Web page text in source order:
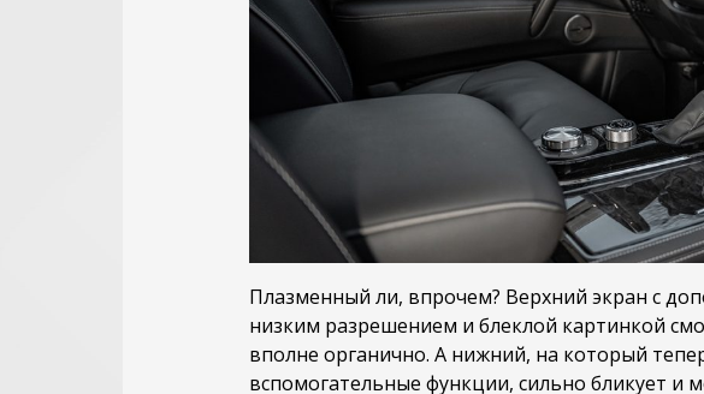
Плазменный ли, впрочем? Верхний экран с
низким разрешением и блеклой картинкой
вполне органично. А нижний, на который
вспомогательные функции, сильно бликует и